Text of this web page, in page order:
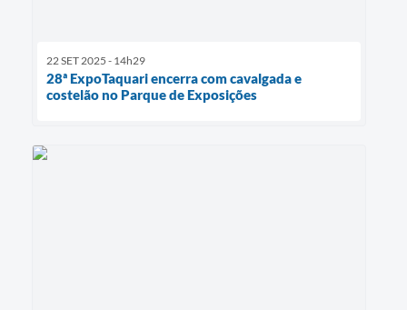
22 SET 2025 - 14h29
28ª ExpoTaquari encerra com cavalgada e
costelão no Parque de Exposições